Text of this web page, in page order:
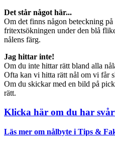
Det står något här...
Om det finns någon beteckning
fritextsökningen under den blå
nålens färg.
Jag hittar inte!
Om du inte hittar rätt bland alla
Ofta kan vi hitta rätt nål om vi får
Om du skickar med en bild på
rätt.
Klicka här om du har
Läs mer om nålbyte i Tips &